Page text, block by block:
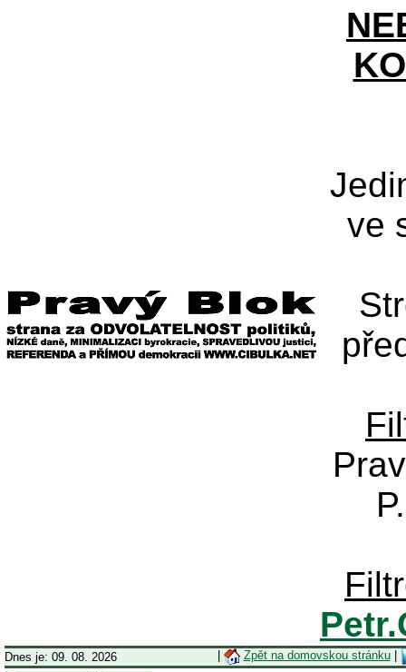
ve
Dnes je: 09. 08. 2026 Zpět na domovskou stránku|